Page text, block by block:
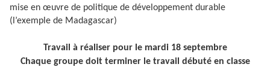
mise en œuvre de politique de développement durable
(l’exemple de Madagascar)
Travail à réaliser pour le mardi 18 septembre
Chaque groupe doit terminer le travail débuté en classe